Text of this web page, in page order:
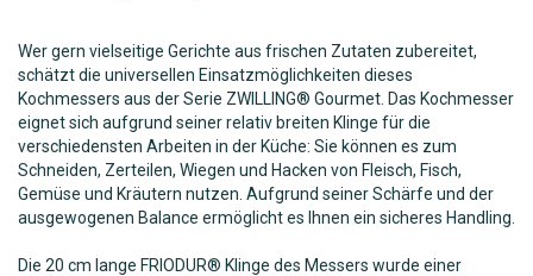
Wer gern vielseitige Gerichte aus frischen Zutaten zubereitet,
schätzt die universellen Einsatzmöglichkeiten dieses
Kochmessers aus der Serie ZWILLING® Gourmet. Das Kochmesser
eignet sich aufgrund seiner relativ breiten Klinge für die
verschiedensten Arbeiten in der Küche: Sie können es zum
Schneiden, Zerteilen, Wiegen und Hacken von Fleisch, Fisch,
Gemüse und Kräutern nutzen. Aufgrund seiner Schärfe und der
ausgewogenen Balance ermöglicht es Ihnen ein sicheres Handling.
Die 20 cm lange FRIODUR® Klinge des Messers wurde einer